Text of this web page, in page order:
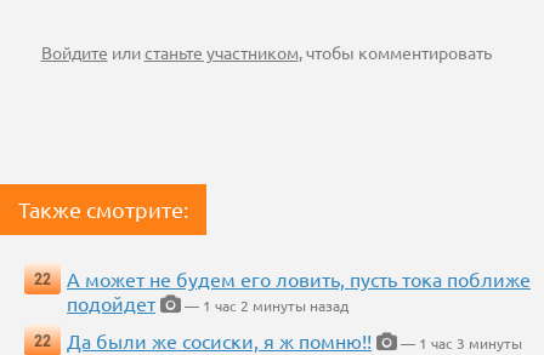
Войдите илистаньте участником, чтобы комментировать
Также смотрите:
22
А может не будем его ловить, пусть тока поближе
подойдет
— 1 час 2 минуты назад
22
Да были же сосиски, я ж помню!!
— 1 час 3 минуты